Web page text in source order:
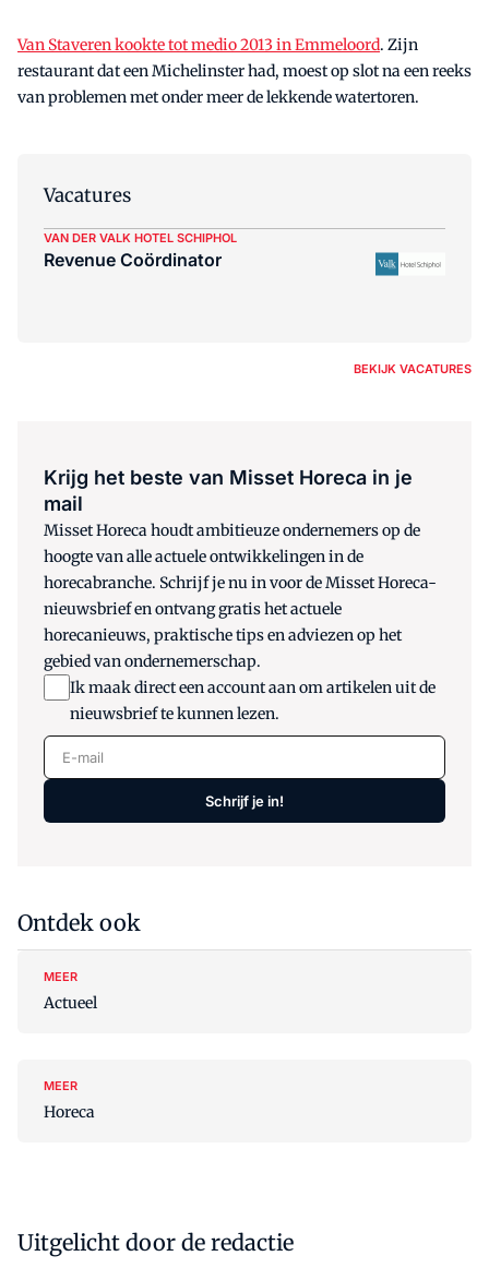
Van Staveren kookte tot medio 2013 in Emmeloord. Zijn
restaurant dat een Michelinster had, moest op slot na een reeks
van problemen met onder meer de lekkende watertoren.
Vacatures
VAN DER VALK HOTEL SCHIPHOL
Revenue Coördinator
BEKIJK VACATURES
Krijg het beste van Misset Horeca in je
mail
Misset Horeca houdt ambitieuze ondernemers op de
hoogte van alle actuele ontwikkelingen in de
horecabranche. Schrijf je nu in voor de Misset Horeca-
nieuwsbrief en ontvang gratis het actuele
horecanieuws, praktische tips en adviezen op het
gebied van ondernemerschap.
Ik maak direct een account aan om artikelen uit de
nieuwsbrief te kunnen lezen.
E-mail
Schrijf je in!
Ontdek ook
MEER
Actueel
MEER
Horeca
Uitgelicht door de redactie